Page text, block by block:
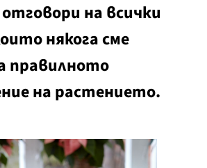
на всички
някога сме
правилното
на растението.